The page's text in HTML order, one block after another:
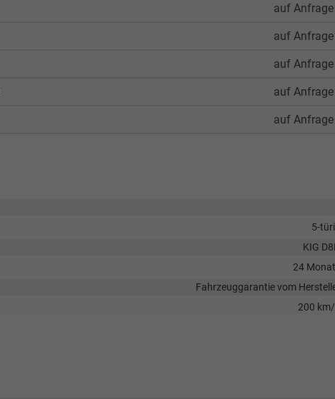
auf Anfrage
auf Anfrage
auf Anfrage
auf Anfrage
auf Anfrage
5-
KIG
24
Fahrzeuggarantie vom
200